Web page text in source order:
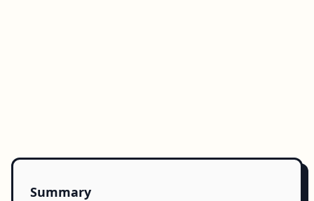
Summary